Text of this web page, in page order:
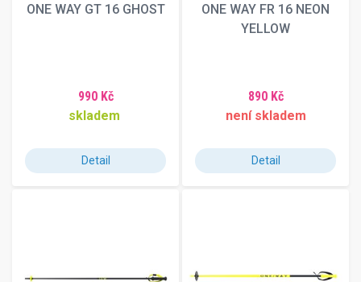
ONE WAY GT 16 GHOST
990 Kč
skladem
Detail
ONE WAY FR 16 NEON
YELLOW
890 Kč
není skladem
Detail